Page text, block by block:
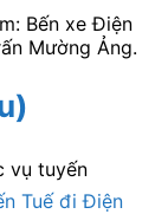
Bến xe Điện
Mường Ảng.
vụ tuyến
Tuế đi Điện